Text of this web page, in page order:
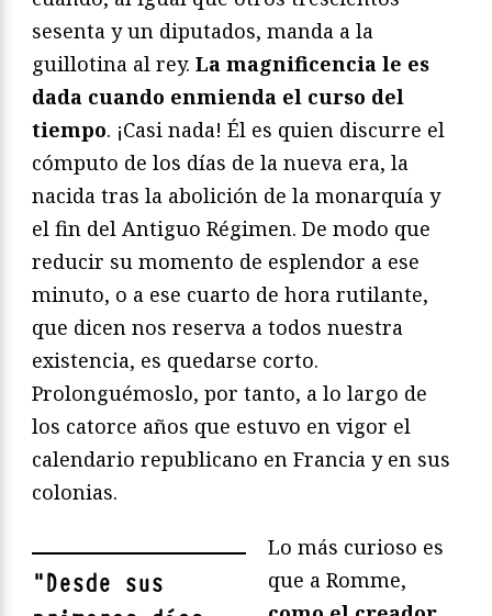
sesenta y un diputados, manda a la
guillotina al rey. La magnificencia le es
dada cuando enmienda el curso del
tiempo. ¡Casi nada! Él es quien discurre el
cómputo de los días de la nueva era, la
nacida tras la abolición de la monarquía y
el fin del Antiguo Régimen. De modo que
reducir su momento de esplendor a ese
minuto, o a ese cuarto de hora rutilante,
que dicen nos reserva a todos nuestra
existencia, es quedarse corto.
Prolonguémoslo, por tanto, a lo largo de
los catorce años que estuvo en vigor el
calendario republicano en Francia y en sus
colonias.
"Desde sus
Lo más curioso es
que a Romme,